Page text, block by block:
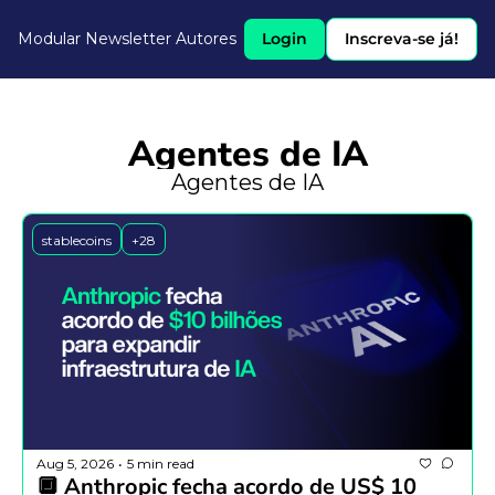
Modular Newsletter Autores Login Inscreva-se já!
Agentes de IA
Agentes de IA
stablecoins +28
Aug 5, 2026 • 5 min read
🔲 Anthropic fecha acordo de US$ 10